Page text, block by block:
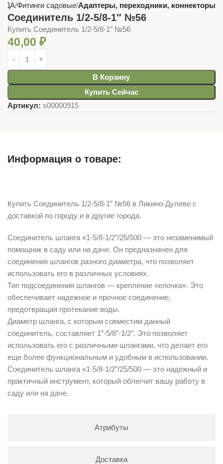
Фитинги садовые Адаптеры, переходники, коннекторы
Соединитель 1/2-5/8-1″ №56
Купить Соединитель 1/2-5/8-1″ №56
40,00 ₽
В Корзину
Купить Сейчас
Артикул: s00000915
Информация о товаре:
Атрибуты
Доставка
Купить Соединитель 1/2-5/8-1″ №56 в Ликино-Дулево с
доставкой по городу и в другие города.
Соединитель шланга «1-5/8-1/2″/25/500 — это незаменимый
помощник в саду или на даче. Он предназначен для
соединения шлангов разного диаметра, что позволяет
использовать его в различных условиях.
Тип подсоединения шлангов — крепление «елочка». Это
обеспечивает надежное и прочное соединение,
предотвращая протекание воды.
Диаметр шланга, с которым совместим данный
соединитель, составляет 1″-5/8″-1/2″. Это позволяет
использовать его с различными шлангами, что делает его
еще более функциональным и удобным в использовании.
Соединитель шланга «1-5/8-1/2″/25/500 — это надежный и
практичный инструмент, который облегчит вашу работу в
саду или на даче.